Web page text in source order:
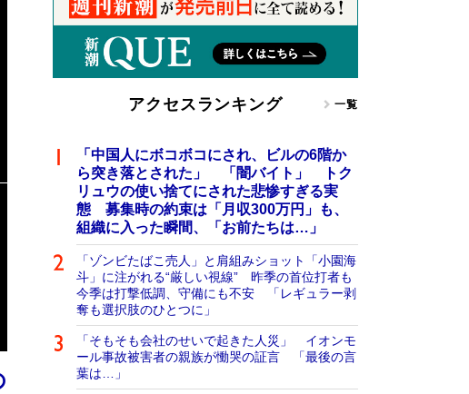
アクセスランキング 一覧
「中国人にボコボコにされ、ビルの6階か
ら突き落とされた」 「闇バイト」 トク
リュウの使い捨てにされた悲惨すぎる実
態 募集時の約束は「月収300万円」も、
組織に入った瞬間、「お前たちは…」
「ゾンビたばこ売人」と肩組みショット「小園海
斗」に注がれる“厳しい視線” 昨季の首位打者も
今季は打撃低調、守備にも不安 「レギュラー剥
奪も選択肢のひとつに」
「そもそも会社のせいで起きた人災」 イオンモ
ール事故被害者の親族が慟哭の証言 「最後の言
葉は…」